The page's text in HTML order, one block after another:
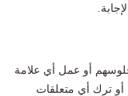
أو عمل أي علامة
أو ترك أي متعلقات